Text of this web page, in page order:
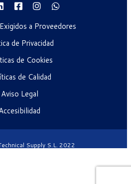
a Proveedores
de Privacidad
de Cookies
de Calidad
Aviso Legal
Supply S.L. 2022